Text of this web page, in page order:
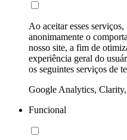
Ao aceitar esses
anonimamente o
nosso site, a fim de
experiência geral do
os seguintes serviços de
Google Analytics,
Funcional